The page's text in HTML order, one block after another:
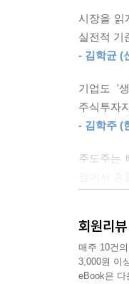
랫동안 그
2008년
가치를 산
5장 거인
투자의 역
다. 그들은
막스까지
필자가 과
적으로 늘
려 냈다.
시장을 읽
실전적 기
- 김학균 (
기업도 '
주식투자
- 김학주 (
주도주는
주도주의
투자자들
- 정재식 (
회원리뷰
매주 10건
3,000원 이
eBook은 다